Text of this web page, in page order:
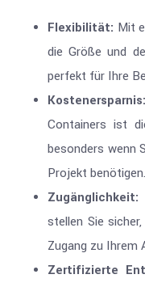
Flexibilität: Mit
die Größe und
perfekt für Ihre
Kostenersparnis:
Containers ist
besonders wenn
Projekt benötigen.
Zugänglichkeit:
stellen Sie
Zugang zu Ihrem
Zertifizierte